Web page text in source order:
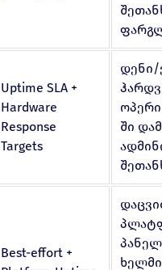
Uptime SLA +
Hardware
Response
Targets
ში
Best-effort +